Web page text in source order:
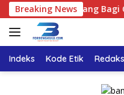
Langsung
ke
konten
Breaking News
Ada Ruang Bagi Gengster
Indeks Kode Etik